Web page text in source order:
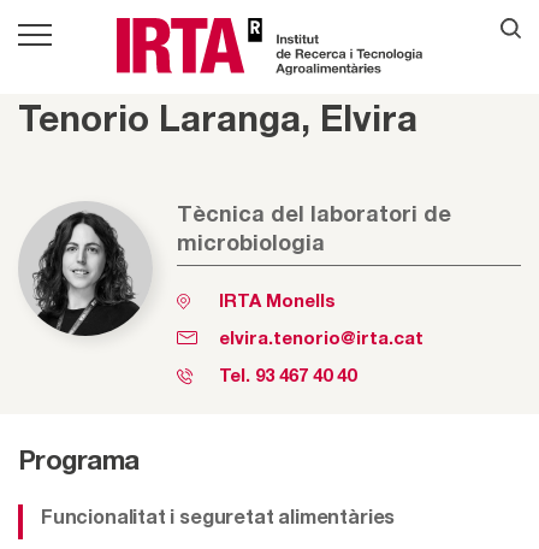
Tenorio Laranga, Elvira
Tècnica del laboratori de
microbiologia
IRTA Monells
elvira.tenorio@irta.cat
Tel. 93 467 40 40
Programa
Funcionalitat i seguretat alimentàries